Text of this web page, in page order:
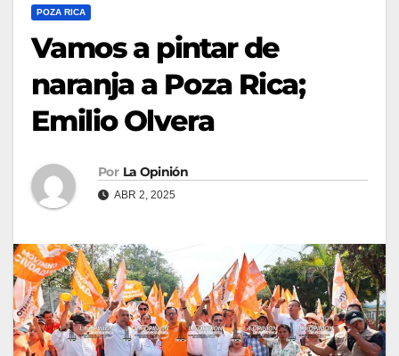
POZA RICA
Vamos a pintar de
naranja a Poza Rica;
Emilio Olvera
Por La Opinión
ABR 2, 2025